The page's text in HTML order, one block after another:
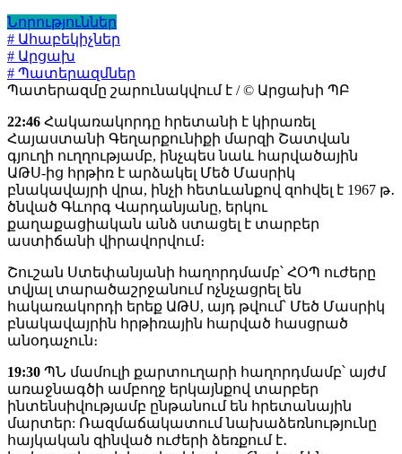
Նորություններ
# Ահաբեկիչներ
# Արցախ
# Պատերազմներ
Պատերազմը շարունակվում է / © Արցախի ՊԲ
22:46 Հակառակորդը հրետանի է կիրառել
Հայաստանի Գեղարքունիքի մարզի Շատվան
գյուղի ուղղությամբ, ինչպես նաև հարվածային
ԱԹՍ-ից հրթիռ է արձակել Մեծ Մասրիկ
բնակավայրի վրա, ինչի հետևանքով զոհվել է 1967 թ․
ծնված Գևորգ Վարդանյանը, երկու
քաղաքացիական անձ ստացել է տարբեր
աստիճանի վիրավորվում։
Շուշան Ստեփանյանի հաղորդմամբ՝ ՀՕՊ ուժերը
տվյալ տարածաշրջանում ոչնչացրել են
հակառակորդի երեք ԱԹՍ, այդ թվում՝ Մեծ Մասրիկ
բնակավայրին հրթիռային հարված հասցրած
անօդաչուն։
19:30 ՊՆ մամուլի քարտուղարի հաղորդմամբ՝ այժմ
առաջնագծի ամբողջ երկայնքով տարբեր
ինտենսիվությամբ ընթանում են հրետանային
մարտեր: Ռազմաճակատում նախաձեռնությունը
հայկական զինված ուժերի ձեռքում է․